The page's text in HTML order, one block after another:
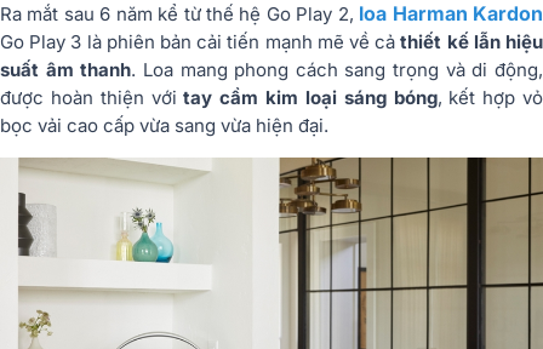
Ra mắt sau 6 năm kể từ thế hệ Go Play 2, loa Harman Kardon
Go Play 3 là phiên bản cải tiến mạnh mẽ về cảthiết kế lẫn hiệu
suất âm thanh. Loa mang phong cách sang trọng và di động,
được hoàn thiện vớitay cầm kim loại sáng bóng, kết hợp vỏ
bọc vải cao cấp vừa sang vừa hiện đại.